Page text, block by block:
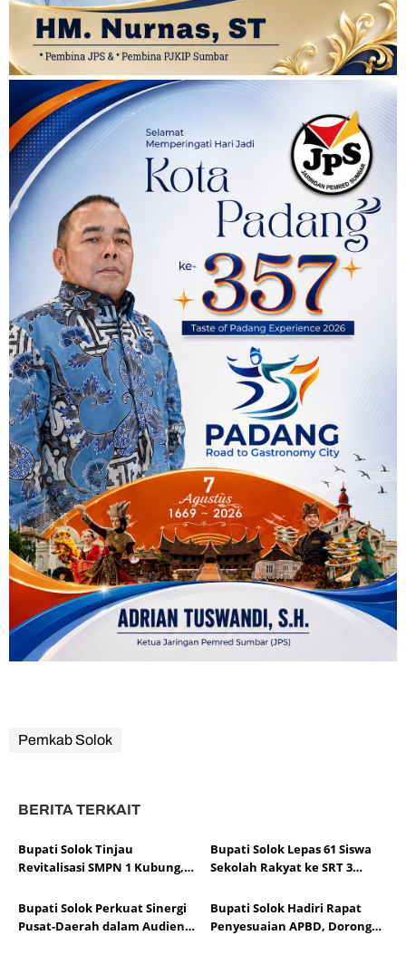
Pemkab Solok
BERITA TERKAIT
Bupati Solok Tinjau
Revitalisasi SMPN 1 Kubung,
67 Persen
Bupati Solok Lepas 61 Siswa
Sekolah Rakyat ke SRT 3
Bupati Solok Perkuat Sinergi
Pusat-Daerah dalam Audiensi
Bupati Solok Hadiri Rapat
Penyesuaian APBD, Dorong